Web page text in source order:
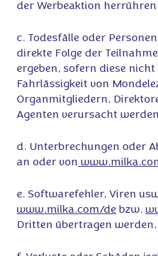
der Werbeaktion herrühren;
c. Todesfälle oder
direkte Folge der
ergeben, sofern diese
Fahrlässigkeit von
Organmitgliedern,
Agenten verursacht
d. Unterbrechungen oder
an oder von
e. Softwarefehler, Viren
www.milka.com/de bzw.
Dritten übertragen